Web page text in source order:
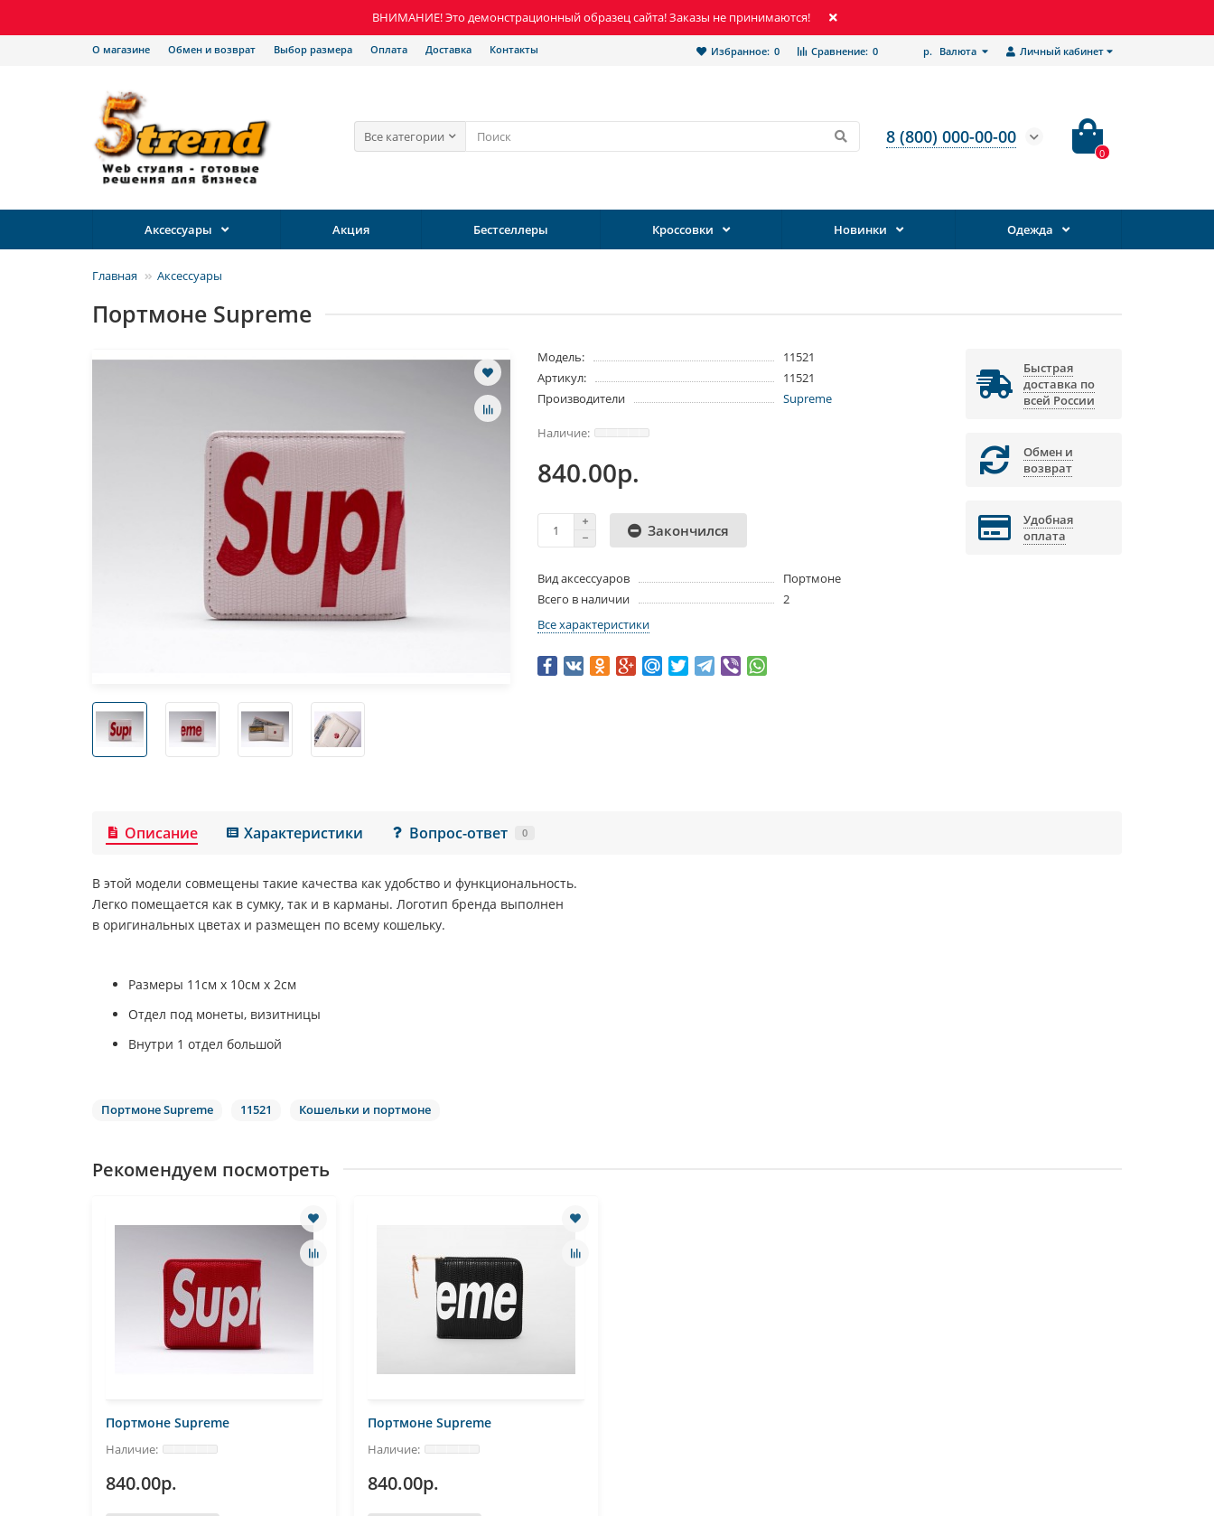
ВНИМАНИЕ! Это демонстрационный образец сайта! Заказы не принимаются!
Личный кабинет
р. Валюта
Сравнение: 0
Избранное: 0
О магазине Обмен и возврат Выбор размера Оплата Доставка Контакты
Все категории 8 (800) 000-00-00
0
Аксессуары Акция Бестселлеры Кроссовки Новинки Одежда
Главная Аксессуары
Портмоне Supreme
Модель:
11521
Артикул:
11521
Производители
Supreme
840.00р.
Закончился
Вид аксессуаров
Портмоне
Всего в наличии
2
Все характеристики
Быстрая
доставка по
всей России
Обмен и
возврат
Удобная
оплата
Описание Характеристики Вопрос-ответ 0
В этой модели совмещены такие качества как удобство и функциональность.
Легко помещается как в сумку, так и в карманы. Логотип бренда выполнен
в оригинальных цветах и размещен по всему кошельку.
Размеры 11см x 10см x 2см
Отдел под монеты, визитницы
Внутри 1 отдел большой
Портмоне Supreme 11521 Кошельки и портмоне
Рекомендуем посмотреть
Портмоне Supreme
840.00р.
Портмоне Supreme
840.00р.